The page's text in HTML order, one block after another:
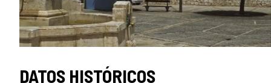
DATOS HISTÓRICOS